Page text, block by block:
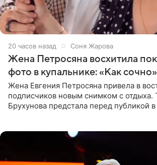
20 часов назад Соня Жарова
Жена Петросяна восхитила
фото в купальнике: «Как сочно»
Жена Евгения Петросяна привела в
подписчиков новым снимком с отдыха.
Брухунова предстала перед публикой